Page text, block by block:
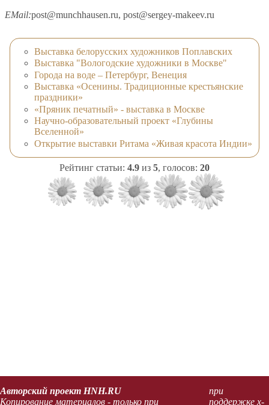
EMail:post@munchhausen.ru, post@sergey-makeev.ru
Выставка белорусских художников Поплавских
Выставка "Вологодские художники в Москве"
Города на воде – Петербург, Венеция
Выставка «Осенины. Традиционные крестьянские
праздники»
«Пряник печатный» - выставка в Москве
Научно-образовательный проект «Глубины
Вселенной»
Открытие выставки Ритама «Живая красота Индии»
Рейтинг статьи: 4.9 из 5, голосов: 20
Авторский проект HNH.RU
Копирование материалов - только при
при
поддержке x-